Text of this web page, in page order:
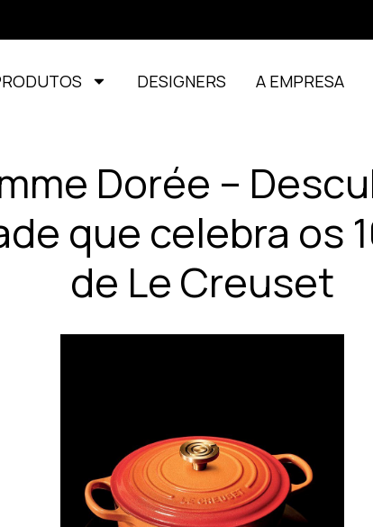
DESIGNERS A EMPRESA
Dorée –
que celebra os
de Le Creuset